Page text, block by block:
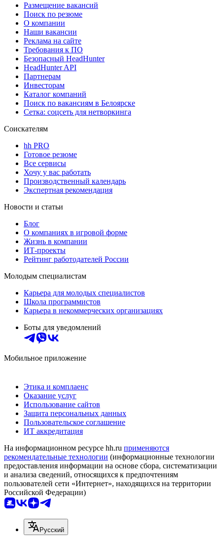
Размещение вакансий
Поиск по резюме
О компании
Наши вакансии
Реклама на сайте
Требования к ПО
Безопасный HeadHunter
HeadHunter API
Партнерам
Инвесторам
Каталог компаний
Поиск по вакансиям в Белоярске
Сетка: соцсеть для нетворкинга
Соискателям
hh PRO
Готовое резюме
Все сервисы
Хочу у вас работать
Производственный календарь
Экспертная рекомендация
Новости и статьи
Блог
О компаниях в игровой форме
Жизнь в компании
ИТ-проекты
Рейтинг работодателей России
Молодым специалистам
Карьера для молодых специалистов
Школа программистов
Карьера в некоммерческих организациях
Боты для уведомлений
Мобильное приложение
Этика и комплаенс
Оказание услуг
Использование сайтов
Защита персональных данных
Пользовательское соглашение
ИТ аккредитация
На информационном ресурсе hh.ru применяются
рекомендательные технологии (информационные технологии
предоставления информации на основе сбора, систематизации
и анализа сведений, относящихся к предпочтениям
пользователей сети «Интернет», находящихся на территории
Российской Федерации)
Русский